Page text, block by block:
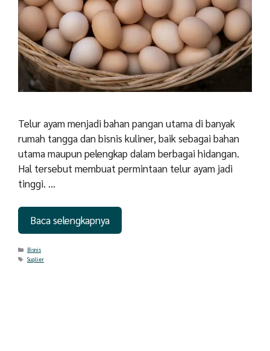
Telur ayam menjadi bahan pangan utama di banyak
rumah tangga dan bisnis kuliner, baik sebagai bahan
utama maupun pelengkap dalam berbagai hidangan.
Hal tersebut membuat permintaan telur ayam jadi
tinggi. …
Baca selengkapnya
Categories
Bisnis
Tags
Suplier